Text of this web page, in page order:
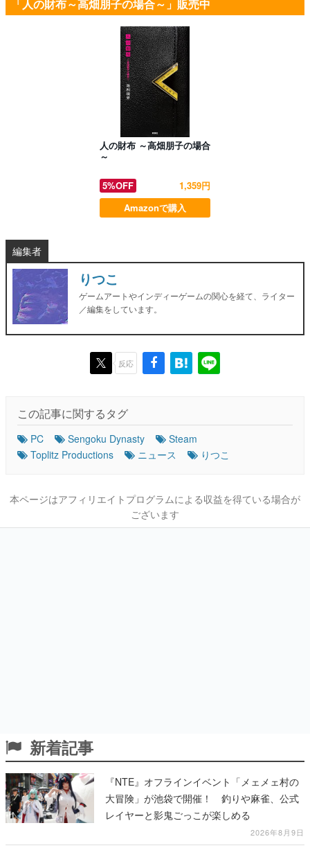
「人の財布～高畑朋子の場合～」販売中
人の財布 ～高畑朋子の場合
～
5%OFF
1,359円
Amazonで購入
編集者
りつこ
ゲームアートやインディーゲームの関心を経て、ライター
／編集をしています。
反応
この記事に関するタグ
PC Sengoku Dynasty
Steam
Toplitz Productions
ニュース りつこ
本ページはアフィリエイトプログラムによる収益を得ている場合が
ございます
新着記事
『NTE』オフラインイベント「メェメェ村の
大冒険」が池袋で開催！ 釣りや麻雀、公式
レイヤーと影鬼ごっこが楽しめる
2026年8月9日